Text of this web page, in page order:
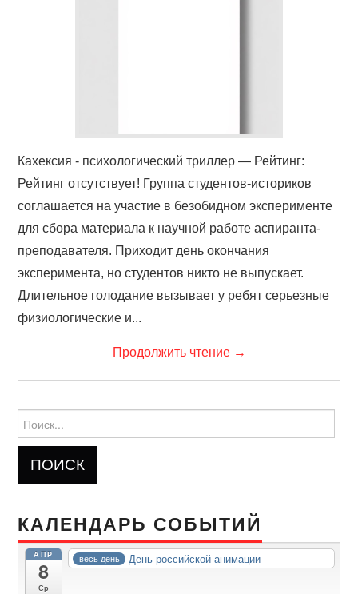
Кахексия - психологический триллер — Рейтинг:
Рейтинг отсутствует! Группа студентов-историков
соглашается на участие в безобидном эксперименте
для сбора материала к научной работе аспиранта-
преподавателя. Приходит день окончания
эксперимента, но студентов никто не выпускает.
Длительное голодание вызывает у ребят серьезные
физиологические и...
Продолжить чтение →
КАЛЕНДАРЬ СОБЫТИЙ
АПР
8
Ср
весь день День российской анимации